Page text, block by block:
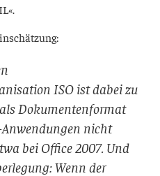
ISOist dabei zu
Dokumentenformat
nicht
bei Office 2007. Und
Wenn der